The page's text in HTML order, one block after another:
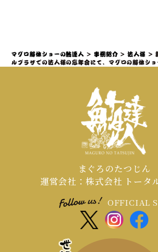
特に、大規模なイベントや
～4月頃）は、職人やマグ
会場の調整が集中するため
ご連絡が必須となります。
マグロ解体ショーの鮪達人 > 事例紹介 >法人様 >
ルプラザでの法人様の忘年会にて、マグロの解体シ
まぐろのたつじん
運営会社：株式会社 トータ
OFFICIAL